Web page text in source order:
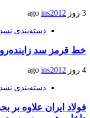
3 روز ago ins2012
دسته‌بندی
خط قرمز سد زاینده‌رود، ۲۳۶ میلیون
4 روز ago ins2012
دسته‌بندی
فولاد ایران علاوه